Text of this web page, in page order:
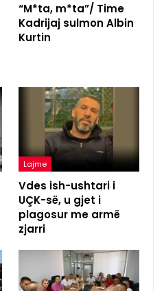
“M*ta, m*ta”/ Time
Kadrijaj sulmon Albin
Kurtin
Lajme
Vdes ish-ushtari i
UÇK-së, u gjet i
plagosur me armë
zjarri